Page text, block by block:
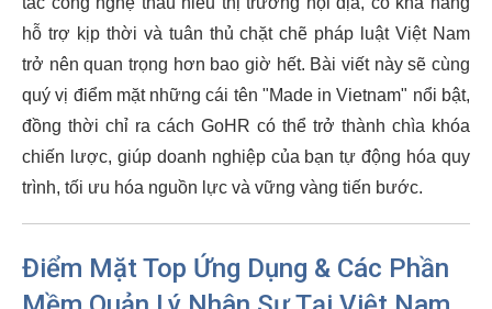
hỗ trợ kịp thời và tuân thủ chặt chẽ pháp luật Việt Nam
trở nên quan trọng hơn bao giờ hết. Bài viết này sẽ cùng
quý vị điểm mặt những cái tên "Made in Vietnam" nổi bật,
đồng thời chỉ ra cách GoHR có thể trở thành chìa khóa
chiến lược, giúp doanh nghiệp của bạn tự động hóa quy
trình, tối ưu hóa nguồn lực và vững vàng tiến bước.
Điểm Mặt Top Ứng Dụng & Các Phần